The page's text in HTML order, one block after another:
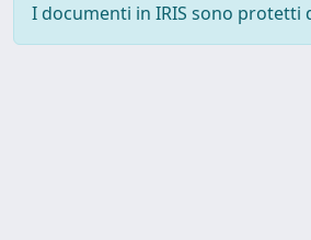
I documenti in IRIS sono